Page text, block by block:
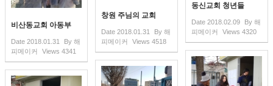
동신교회 청년들
Date 2018.02.09 By 해
피메이커
Views 4320
창원 주님의 교회
Date 2018.01.31 By 해
피메이커
Views 4518
비산동교회 아동부
Date 2018.01.31 By 해
피메이커
Views 4341